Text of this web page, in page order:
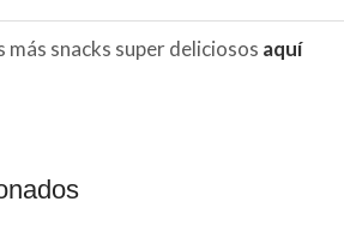
más snacks super deliciosos aquí